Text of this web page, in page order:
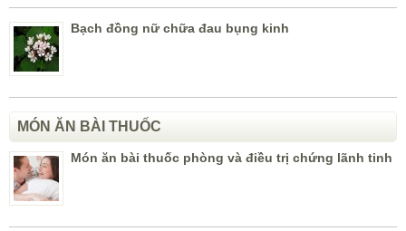
Bạch đồng nữ chữa đau bụng kinh
MÓN ĂN BÀI THUỐC
Món ăn bài thuốc phòng và điều trị chứng lãnh tinh